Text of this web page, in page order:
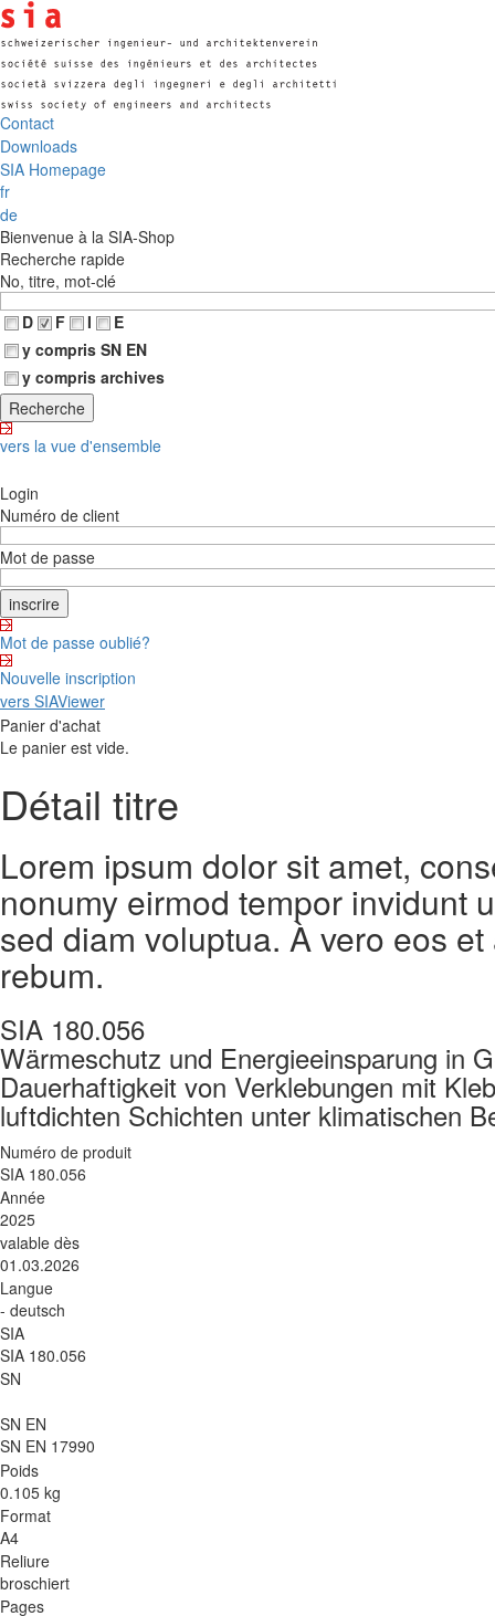
Contact
Downloads
SIA Homepage
fr
de
Bienvenue à la SIA-Shop
Recherche rapide
No, titre, mot-clé
D
F I
E
y compris SN EN
y compris archives
vers la vue d'ensemble
Login
Numéro de client
Mot de passe
Mot de passe oublié?
Nouvelle inscription
vers SIAViewer
Panier d'achat
Le panier est vide.
Détail titre
Lorem ipsum dolor sit amet,
nonumy eirmod tempor invidunt
sed diam voluptua. À vero eos
rebum.
SIA 180.056
Wärmeschutz und Energieeinsparung in
Dauerhaftigkeit von Verklebungen mit
luftdichten Schichten unter klimatischen
Numéro de produit
SIA 180.056
Année
2025
valable dès
01.03.2026
Langue
- deutsch
SIA
SIA 180.056
SN
SN EN
SN EN 17990
Poids
0.105 kg
Format
A4
Reliure
broschiert
Pages